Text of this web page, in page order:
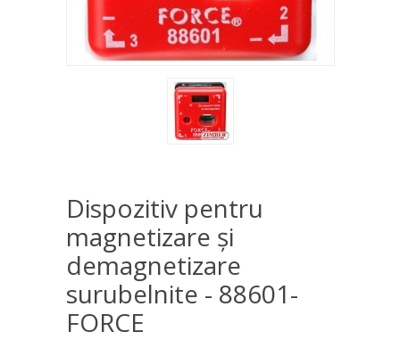
Dispozitiv pentru
magnetizare și
demagnetizare
surubelnite - 88601-
FORCE